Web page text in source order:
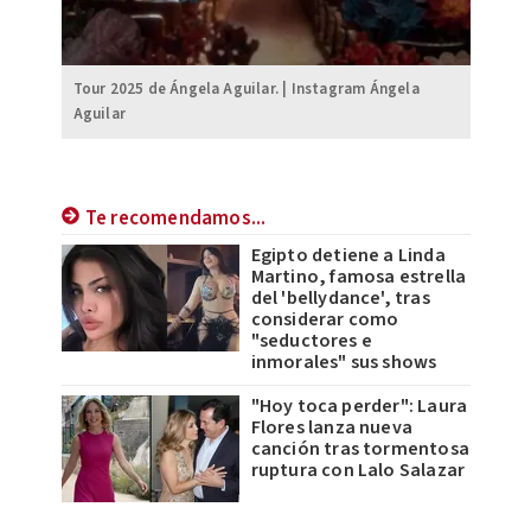
Tour 2025 de Ángela Aguilar. | Instagram Ángela
Aguilar
Te recomendamos...
Egipto detiene a Linda
Martino, famosa estrella
del 'bellydance', tras
considerar como
"seductores e
inmorales" sus shows
"Hoy toca perder": Laura
Flores lanza nueva
canción tras tormentosa
ruptura con Lalo Salazar